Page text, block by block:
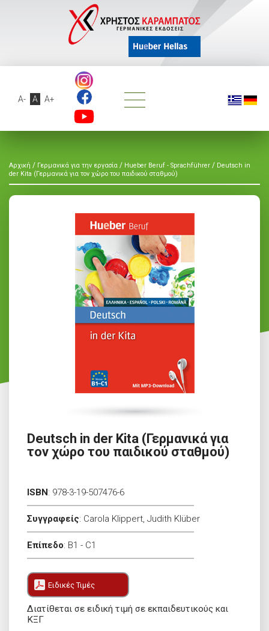
A- A A+
Αρχική / Γερμανικά για την εργασία / Hueber Beruf - Sprachführer / Deutsch in
der Kita (Γερμανικά για τον χώρο του παιδικού σταθμού)
Deutsch in der Kita (Γερμανικά για
τον χώρο του παιδικού σταθμού)
ISBN: 978-3-19-507476-6
Συγγραφείς: Carola Klippert, Judith Klüber
Επίπεδο: Β1 - C1
Ειδικές Τιμές
Διατίθεται σε ειδική τιμή σε εκπαιδευτικούς και
ΚΞΓ